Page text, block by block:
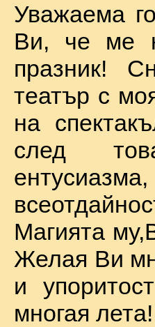
Уважаема
Ви, че ме
празник!
театър с
на
след
Магията
Желая Ви
и
многая